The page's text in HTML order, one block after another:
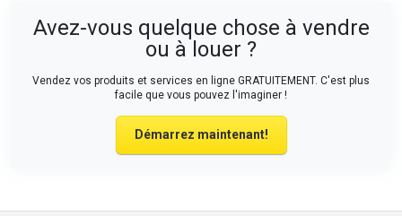
Avez-vous quelque chose à vendre
ou à louer ?
Vendez vos produits et services en ligne GRATUITEMENT. C'est plus
facile que vous pouvez l'imaginer !
Démarrez maintenant!